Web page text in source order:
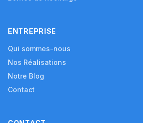
ENTREPRISE
Qui sommes-nous
Nos Réalisations
Notre Blog
Contact